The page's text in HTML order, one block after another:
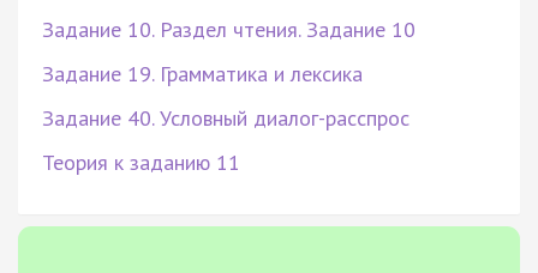
Задание 10. Раздел чтения. Задание 10
Задание 19. Грамматика и лексика
Задание 40. Условный диалог-расспрос
Теория к заданию 11